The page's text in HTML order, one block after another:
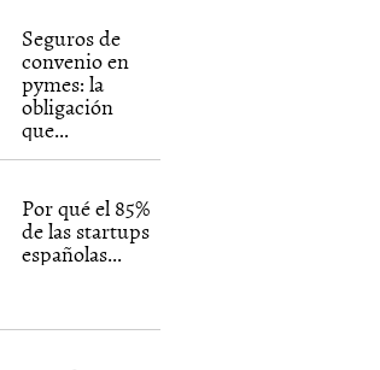
Seguros de
convenio en
pymes: la
obligación
que...
Por qué el 85%
de las startups
españolas...